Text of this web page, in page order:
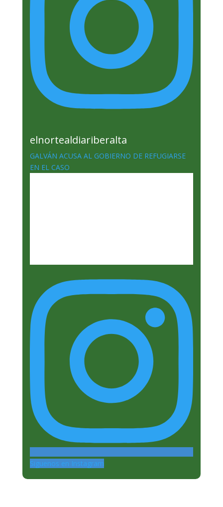
elnortealdiariberalta
GALVÁN ACUSA AL GOBIERNO DE REFUGIARSE
EN EL CASO
Siguenos en Instagram